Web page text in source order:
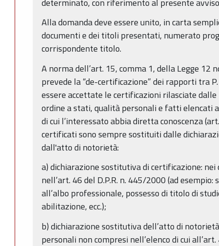
Alla domanda deve essere unito, in carta
documenti e dei titoli presentati, numerato
corrispondente titolo.
A norma dell’art. 15, comma 1, della Legge 12
prevede la “de-certificazione” dei rapporti tra
essere accettate le certificazioni rilasciate
ordine a stati, qualità personali e fatti elencati
di cui l’interessato abbia diretta conoscenza
certificati sono sempre sostituiti dalle
dall'atto di notorietà:
a) dichiarazione sostitutiva di certificazione:
nell’art. 46 del D.P.R. n. 445/2000 (ad
all’albo professionale, possesso di titolo di
abilitazione, ecc.);
b) dichiarazione sostitutiva dell’atto di
personali non compresi nell’elenco di cui